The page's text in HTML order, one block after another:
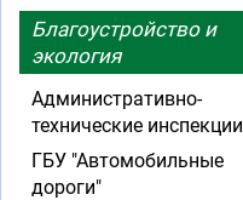
Благоустройство и
экология
Административно-
технические инспекции
ГБУ "Автомобильные
дороги"